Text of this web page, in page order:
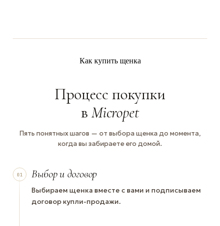
Как купить щенка
Процесс покупки
в Micropet
Пять понятных шагов — от выбора щенка до момента,
когда вы забираете его домой.
01 Выбор и договор
Выбираем щенка вместе с вами и подписываем
договор купли-продажи.